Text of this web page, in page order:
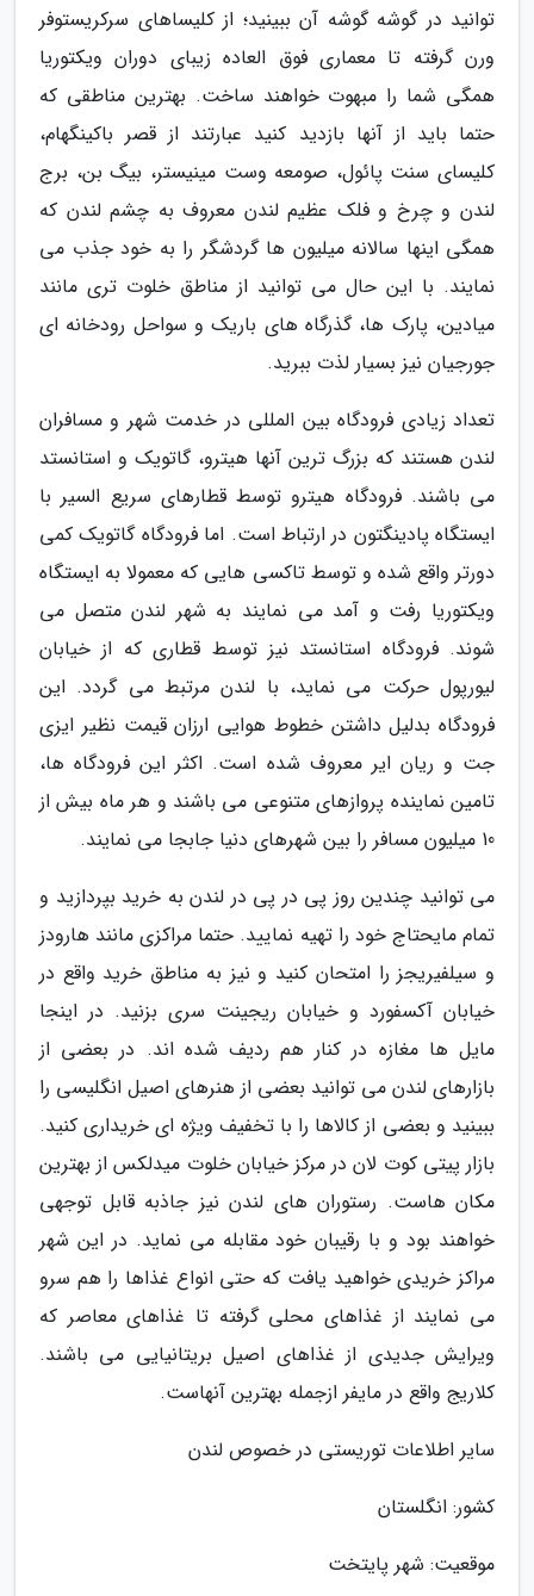
توانید در گوشه گوشه آن ببینید؛ از کلیساهای سرکریستوفر
ورن گرفته تا معماری فوق العاده زیبای دوران ویکتوریا
همگی شما را مبهوت خواهند ساخت. بهترین مناطقی که
حتما باید از آنها بازدید کنید عبارتند از قصر باکینگهام،
کلیسای سنت پائول، صومعه وست مینیستر، بیگ بن، برج
لندن و چرخ و فلک عظیم لندن معروف به چشم لندن که
همگی اینها سالانه میلیون ها گردشگر را به خود جذب می
نمایند. با این حال می توانید از مناطق خلوت تری مانند
میادین، پارک ها، گذرگاه های باریک و سواحل رودخانه ای
جورجیان نیز بسیار لذت ببرید.
تعداد زیادی فرودگاه بین المللی در خدمت شهر و مسافران
لندن هستند که بزرگ ترین آنها هیترو، گاتویک و استانستد
می باشند. فرودگاه هیترو توسط قطارهای سریع السیر با
ایستگاه پادینگتون در ارتباط است. اما فرودگاه گاتویک کمی
دورتر واقع شده و توسط تاکسی هایی که معمولا به ایستگاه
ویکتوریا رفت و آمد می نمایند به شهر لندن متصل می
شوند. فرودگاه استانستد نیز توسط قطاری که از خیابان
لیورپول حرکت می نماید، با لندن مرتبط می گردد. این
فرودگاه بدلیل داشتن خطوط هوایی ارزان قیمت نظیر ایزی
جت و ریان ایر معروف شده است. اکثر این فرودگاه ها،
تامین نماینده پروازهای متنوعی می باشند و هر ماه بیش از
10 میلیون مسافر را بین شهرهای دنیا جابجا می نمایند.
می توانید چندین روز پی در پی در لندن به خرید بپردازید و
تمام مایحتاج خود را تهیه نمایید. حتما مراکزی مانند هارودز
و سیلفیریجز را امتحان کنید و نیز به مناطق خرید واقع در
خیابان آکسفورد و خیابان ریجینت سری بزنید. در اینجا
مایل ها مغازه در کنار هم ردیف شده اند. در بعضی از
بازارهای لندن می توانید بعضی از هنرهای اصیل انگلیسی را
ببینید و بعضی از کالاها را با تخفیف ویژه ای خریداری کنید.
بازار پیتی کوت لان در مرکز خیابان خلوت میدلکس از بهترین
مکان هاست. رستوران های لندن نیز جاذبه قابل توجهی
خواهند بود و با رقیبان خود مقابله می نماید. در این شهر
مراکز خریدی خواهید یافت که حتی انواع غذاها را هم سرو
می نمایند از غذاهای محلی گرفته تا غذاهای معاصر که
ویرایش جدیدی از غذاهای اصیل بریتانیایی می باشند.
کلاریج واقع در مایفر ازجمله بهترین آنهاست.
سایر اطلاعات توریستی در خصوص لندن
کشور: انگلستان
موقعیت: شهر پایتخت